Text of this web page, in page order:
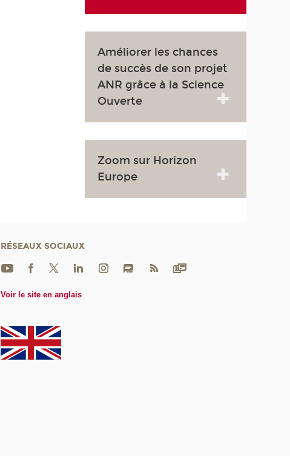
Améliorer les chances
de succès de son projet
ANR grâce à la Science
Ouverte
Zoom sur Horizon
Europe
RÉSEAUX SOCIAUX
Voir le site en anglais